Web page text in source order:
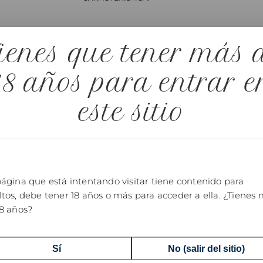
productos
que tener más
años para entrar
este sitio
que está intentando visitar tiene contenido para
debe tener 18 años o más para acceder a ella. ¿Tienes
años?
Sí No (salir del sitio)